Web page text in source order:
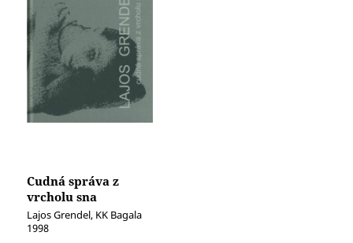
Cudná správa z
vrcholu sna
Lajos Grendel, KK Bagala
1998